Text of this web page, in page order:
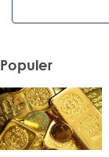
Populer